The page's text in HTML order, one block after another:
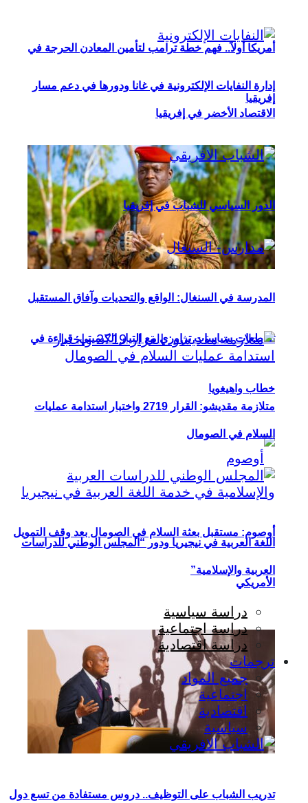
أمريكا أولاً.. فهم خطة ترامب لتأمين المعادن الحرجة في
إفريقيا
تقاطعات سياسات تراوري مع التيار الكيميتي: قراءة في
خطاب واهيغويا
أوصوم: مستقبل بعثة السلام في الصومال بعد وقف التمويل
الأمريكي
إدارة النفايات الإلكترونية في غانا ودورها في دعم مسار
الاقتصاد الأخضر في إفريقيا
الدور السياسي للشباب في إفريقيا
المدرسة في السنغال: الواقع والتحديات وآفاق المستقبل
متلازمة مقديشو: القرار 2719 واختبار استدامة عمليات
السلام في الصومال
اللغة العربية في نيجيريا ودور “المجلس الوطني للدراسات
العربية والإسلامية”
دراسة سياسية
دراسة اجتماعية
دراسة اقتصادية
ترجمات
جميع المواد
اجتماعية
اقتصادية
سياسية
تدريب الشباب على التوظيف.. دروس مستفادة من تسع دول